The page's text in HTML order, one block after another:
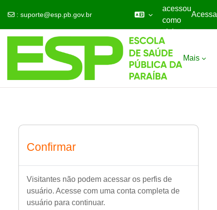
: suporte@esp.pb.gov.br
acessou
como
visitante
Mais
Confirmar
Visitantes não podem acessar os perfis de
usuário. Acesse com uma conta completa de
usuário para continuar.